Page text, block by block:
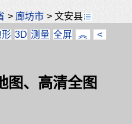
> 廊坊市 >文安县
3D 测量 全屏 ︽ <
图、高清全图